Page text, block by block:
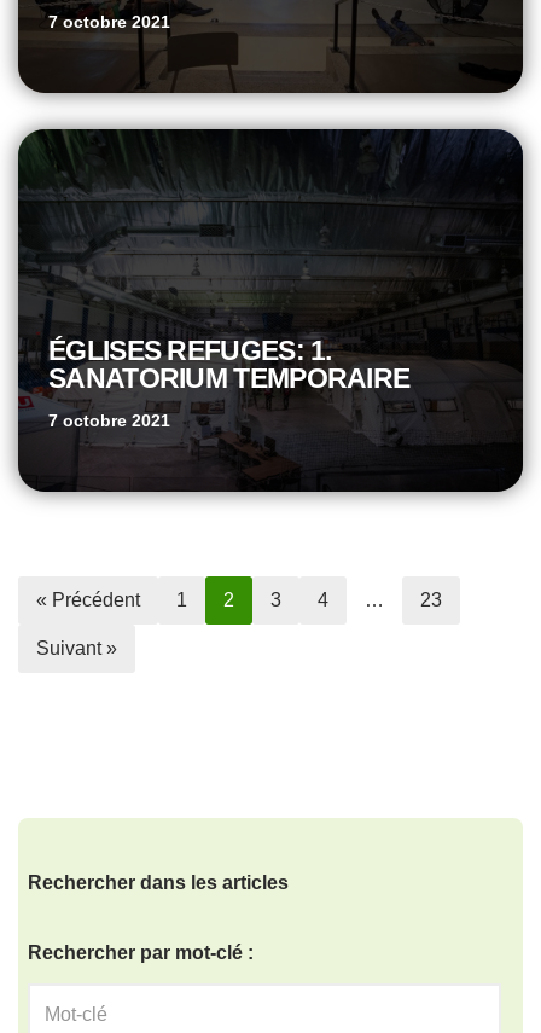
7 octobre 2021
ÉGLISES REFUGES: 1.
SANATORIUM TEMPORAIRE
7 octobre 2021
« Précédent 1 2 3 4 … 23
Suivant »
Rechercher dans les articles
Rechercher par mot-clé :